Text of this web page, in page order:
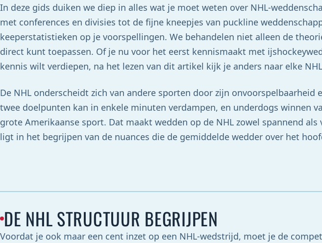
In deze gids duiken we diep in alles wat je moet weten over NHL-
met conferences en divisies tot de fijne kneepjes van puckline
keeperstatistieken op je voorspellingen. We behandelen niet alleen de
direct kunt toepassen. Of je nu voor het eerst kennismaakt met
kennis wilt verdiepen, na het lezen van dit artikel kijk je anders naar elke
De NHL onderscheidt zich van andere sporten door zijn onvoorspelbaarheid
twee doelpunten kan in enkele minuten verdampen, en underdogs winnen
grote Amerikaanse sport. Dat maakt wedden op de NHL zowel spannend
ligt in het begrijpen van de nuances die de gemiddelde wedder over het
DE NHL STRUCTUUR BEGRIJPEN
Voordat je ook maar een cent inzet op een NHL-wedstrijd, moet je de